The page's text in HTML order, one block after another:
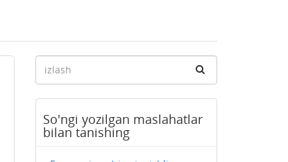
So'ngi yozilgan maslahatlar
bilan tanishing